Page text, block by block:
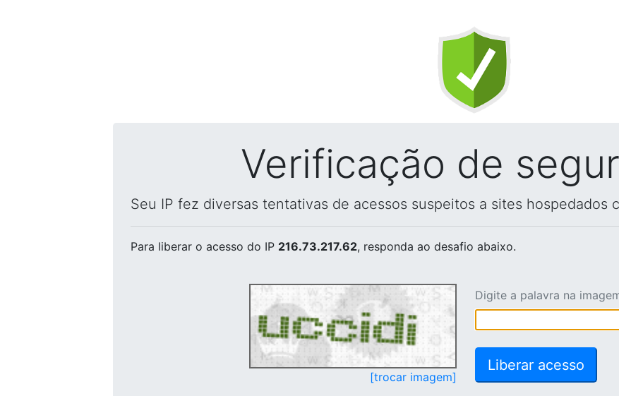
Verificação de
Seu IP fez diversas tentativas de acessos suspeitos a sites hospedados
Para liberar o acesso do IP 216.73.217.62, responda ao desafio abaixo.
[trocar imagem]
Digite a palavra na